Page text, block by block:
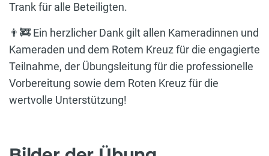
Trank für alle Beteiligten.
👨‍🚒 Ein herzlicher Dank gilt allen Kameradinnen und
Kameraden und dem Rotem Kreuz für die engagierte
Teilnahme, der Übungsleitung für die professionelle
Vorbereitung sowie dem Roten Kreuz für die
wertvolle Unterstützung!